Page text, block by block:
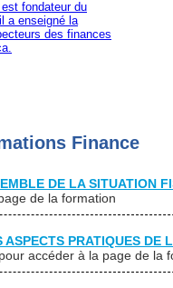
Finance
DE LA SITUATION
de la formation
ASPECTS PRATIQUES
accéder à la page de la